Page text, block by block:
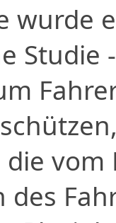
wurde
Studie
des